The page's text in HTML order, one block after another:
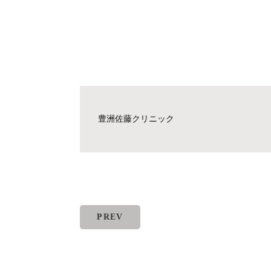
豊洲佐藤クリニック
PREV